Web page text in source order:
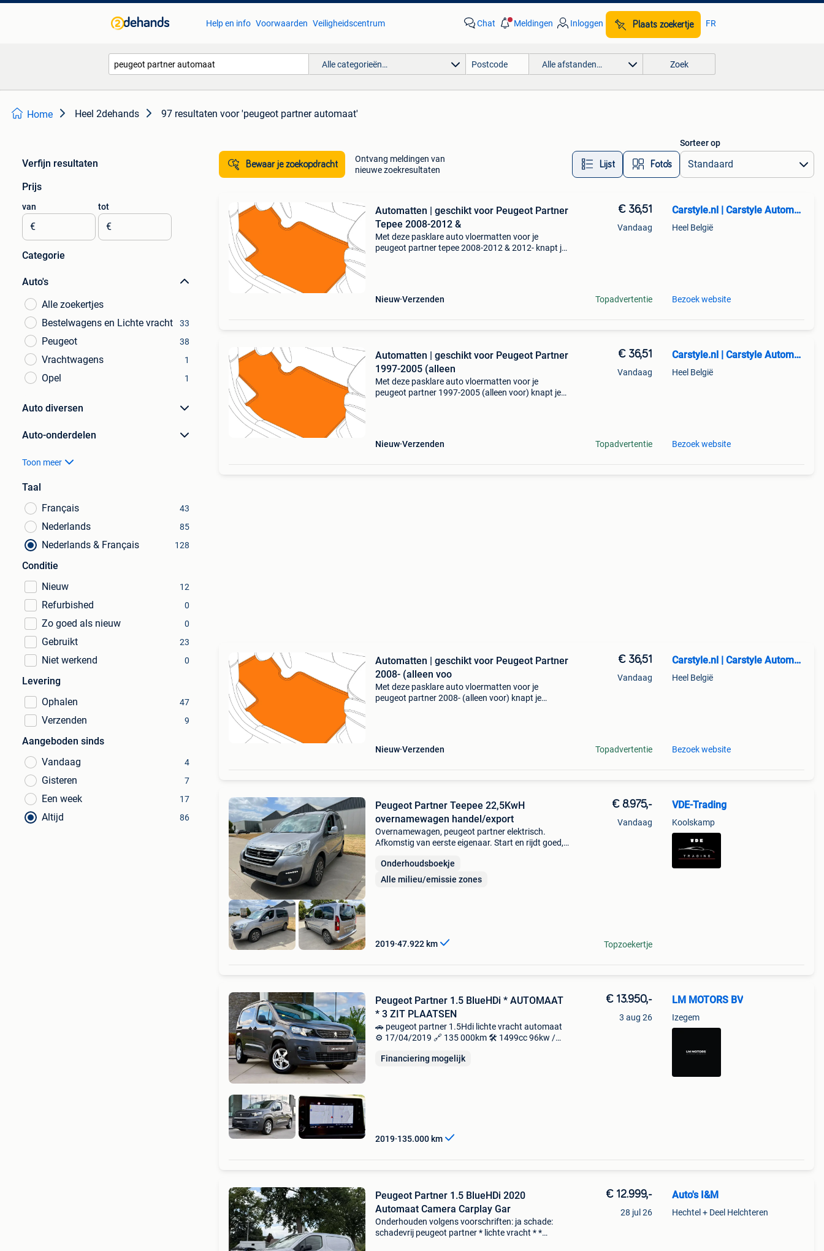
Help en info Voorwaarden Veiligheidscentrum Chat Meldingen Inloggen Plaats zoekertje FR
Alle categorieën… Alle afstanden… Zoek
Home Heel 2dehands 97 resultaten voor 'peugeot partner automaat'
Verfijn resultaten
Prijs
van
€
tot
€
Categorie
Auto's
Alle zoekertjes
Bestelwagens en Lichte vracht
33
Peugeot 38
Vrachtwagens 1
Opel 1
Auto diversen
Auto-onderdelen
Toon meer
Taal
Français
43
Nederlands 85
Nederlands & Français 128
Conditie
Nieuw
12
Refurbished 0
Zo goed als nieuw 0
Gebruikt 23
Niet werkend 0
Levering
Ophalen
47
Verzenden 9
Aangeboden sinds
Vandaag
4
Gisteren 7
Een week 17
Altijd 86
Bewaar je zoekopdracht
Ontvang meldingen van
nieuwe zoekresultaten
Lijst Foto’s
Sorteer op
Automatten | geschikt voor Peugeot Partner
Tepee 2008-2012 &
Met deze pasklare auto vloermatten voor je
peugeot partner tepee 2008-2012 & 2012- knapt je
Nieuw Verzenden
€ 36,51
Vandaag
Topadvertentie
Carstyle.nl | Carstyle Automotive
Heel België
Bezoek website
Automatten | geschikt voor Peugeot Partner
1997-2005 (alleen
Met deze pasklare auto vloermatten voor je
peugeot partner 1997-2005 (alleen voor) knapt je
Nieuw Verzenden
€ 36,51
Vandaag
Topadvertentie
Carstyle.nl | Carstyle Automotive
Heel België
Bezoek website
Automatten | geschikt voor Peugeot Partner
2008- (alleen voo
Met deze pasklare auto vloermatten voor je
peugeot partner 2008- (alleen voor) knapt je
Nieuw Verzenden
€ 36,51
Vandaag
Topadvertentie
Carstyle.nl | Carstyle Automotive
Heel België
Bezoek website
Peugeot Partner Teepee 22,5KwH
overnamewagen handel/export
Overnamewagen, peugeot partner elektrisch.
Afkomstig van eerste eigenaar. Start en rijdt goed,
van toepassing. Uiterlijke staat zie foto&#39;
Onderhoudsboekje
Alle milieu/emissie zones
2019 47.922km
€ 8.975,-
Vandaag
Topzoekertje
VDE-Trading
Koolskamp
Peugeot Partner 1.5 BlueHDi * AUTOMAAT
* 3 ZIT PLAATSEN
🚗 peugeot partner 1.5Hdi lichte vracht automaat
⚙️ 17/04/2019 🔗 135 000km 🛠️ 1499cc 96kw /
aftrekbaar voor zelfstandigen btw wagen - aftr
Financiering mogelijk
2019 135.000km
€ 13.950,-
3 aug 26
LM MOTORS BV
Izegem
Peugeot Partner 1.5 BlueHDi 2020
Automaat Camera Carplay Gar
Onderhouden volgens voorschriften: ja schade:
schadevrij peugeot partner * lichte vracht * *
€ 12.999,-
28 jul 26
Auto's I&M
Hechtel + Deel Helchteren